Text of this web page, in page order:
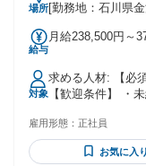
場所[勤務地：石川県
給与
月給238,500円～370,000円 給与:
円 ＝21.35万＋残業時間2.5万 <給与
当> ・通勤手当
み 扶養手当＋
対象
求める人材: 【必須条件】 ・普通自動車免許（AT限定可）
【歓迎条件】 ・
操作式クレーン運
方も歓迎! ＜こんな方におすすめ＞ ・地域の役に立ちたいと
思っている方 ・
雇用形態： 正社員
お気に入り